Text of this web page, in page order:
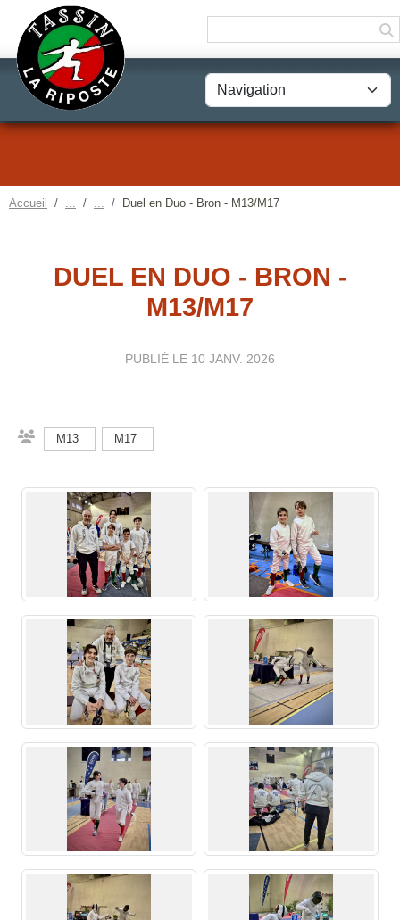
Accueil Duel en Duo - Bron - M13/M17
DUEL EN DUO - BRON -
M13/M17
PUBLIÉ LE 10 JANV. 2026
M13 M17
Panneau de gestion des cookies